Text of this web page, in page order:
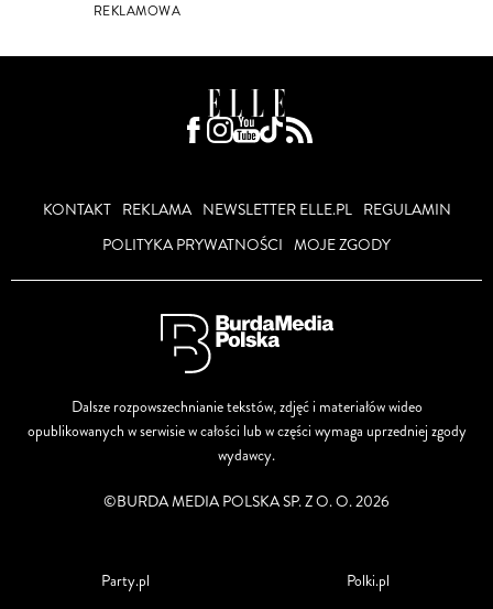
REKLAMOWA
KONTAKT REKLAMA NEWSLETTER ELLE.PL
REGULAMIN
POLITYKA PRYWATNOŚCI MOJE ZGODY
Dalsze rozpowszechnianie tekstów, zdjęć i materiałów wideo
opublikowanych w serwisie w całości lub w części wymaga uprzedniej zgody
wydawcy.
©BURDA MEDIA POLSKA SP. Z O. O. 2026
Party.pl
Polki.pl